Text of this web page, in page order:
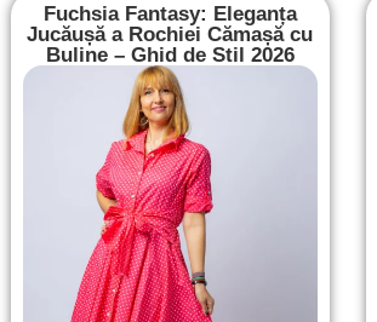
Fuchsia Fantasy: Eleganța
Jucăușă a Rochiei Cămașă cu
Buline – Ghid de Stil 2026